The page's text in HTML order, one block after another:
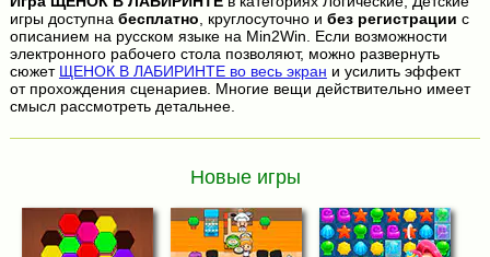
игры доступна бесплатно , круглосуточно и без регистрации с
описанием на русском языке на Min2Win. Если возможности
электронного рабочего стола позволяют, можно развернуть
сюжет ЩЕНОК В ЛАБИРИНТЕ во весь экран и усилить эффект
от прохождения сценариев. Многие вещи действительно имеет
смысл рассмотреть детальнее.
Новые игры